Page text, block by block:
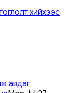
хийхээс
авдаг